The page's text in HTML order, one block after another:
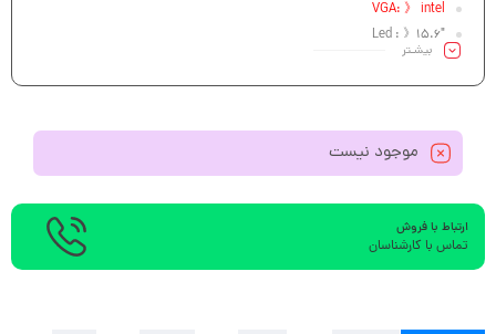
VGA: 》 intel
Led : 》15.6″
بیشـتر
موجود نیست
ارتباط با فروش
تماس با کارشناسان